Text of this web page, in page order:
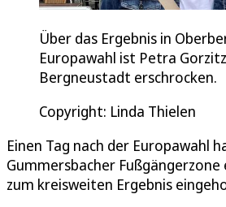
Über das Ergebnis in
Europawahl ist Petra
Bergneustadt erschrocken.
Copyright: Linda Thielen
Einen Tag nach der Europawahl
Gummersbacher
zum kreisweiten Ergebnis